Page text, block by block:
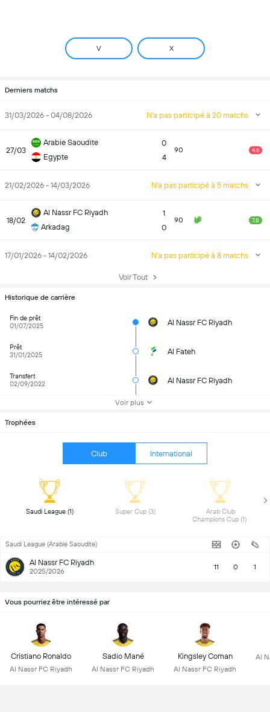
V X
Derniers matchs
31/03/2026 - 04/08/2026 N'a pas participé à 20 matchs
27/03
Arabie Saoudite
Egypte
0
4
90 4.6
21/02/2026 - 14/03/2026 N'a pas participé à 5 matchs
18/02
Al Nassr FC Riyadh
Arkadag
1
0
90 7.8
17/01/2026 - 14/02/2026 N'a pas participé à 8 matchs
Voir Tout
Historique de carrière
Fin de prêt
01/07/2025
Al Nassr FC Riyadh
Prêt
31/01/2025
Al Fateh
Transfert
02/09/2022
Al Nassr FC Riyadh
Voir plus
Trophées
Club International
Saudi League (1) Super Cup (3)
Arab Club
Saudi League (Arabie Saoudite)
Al Nassr FC Riyadh
2025/2026 11 0 1
Vous pourriez être intéressé par
Cristiano Ronaldo
Al Nassr FC Riyadh
Sadio Mané
Al Nassr FC Riyadh
Kingsley Coman
Al Nassr FC Riyadh
Al